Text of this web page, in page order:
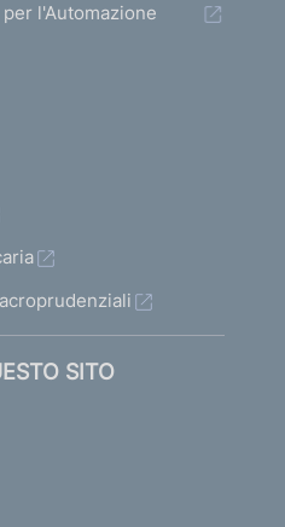
l'Automazione
SITO